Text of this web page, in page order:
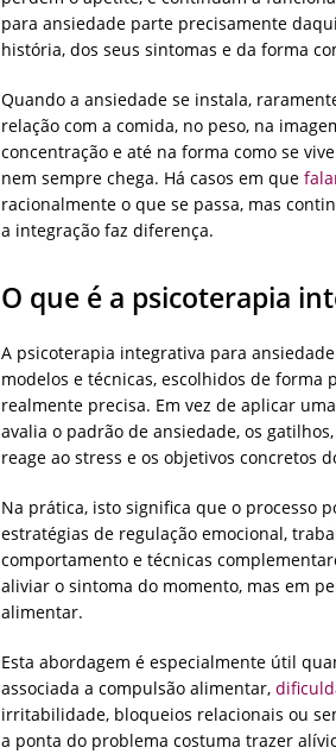
para ansiedade parte precisamente
história, dos seus sintomas e da forma
Quando a ansiedade se instala,
relação com a comida, no peso, na
concentração e até na forma como se
nem sempre chega. Há casos em que
racionalmente o que se passa, mas
a integração faz diferença.
O que é a psicoterapia
A psicoterapia integrativa para
modelos e técnicas, escolhidos de forma
realmente precisa. Em vez de aplicar
avalia o padrão de ansiedade, os
reage ao stress e os objetivos concretos
Na prática, isto significa que o processo
estratégias de regulação emocional,
comportamento e técnicas
aliviar o sintoma do momento, mas em
alimentar.
Esta abordagem é especialmente útil
associada a compulsão alimentar,
irritabilidade, bloqueios relacionais ou
a ponta do problema costuma trazer